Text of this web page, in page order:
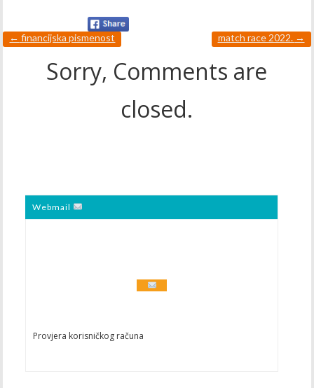
match race 2022. →
← financijska pismenost
Sorry, Comments are
closed.
Webmail
Provjera korisničkog računa